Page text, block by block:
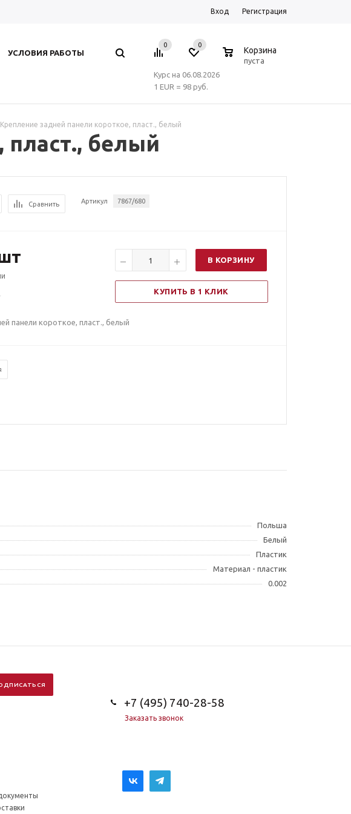
Вход Регистрация
УСЛОВИЯ РАБОТЫ
0 0
Корзина
пуста
Курс на 06.08.2026
1 EUR = 98 руб.
Крепление задней панели короткое, пласт., белый
пласт., белый
Сравнить Артикул 7867/680
В КОРЗИНУ
КУПИТЬ В 1 КЛИК
панели короткое, пласт., белый
Польша
Белый
Пластик
Материал - пластик
0.002
+7 (495) 740-28-58
Заказать звонок